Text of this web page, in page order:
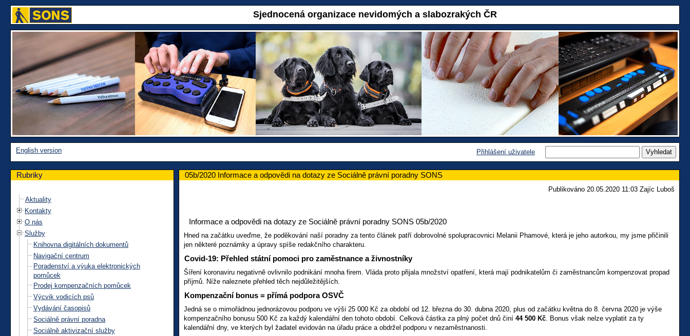
Sjednocená organizace nevidomých a slabozrakých ČR
English version Přihlášení uživatele
Rubriky
Aktuality
Kontakty
O nás
Služby
Knihovna digitálních dokumentů
Navigační centrum
Poradenství a výuka elektronických
pomůcek
Prodej kompenzačních pomůcek
Výcvik vodicích psů
Vydávání časopisů
Sociálně právní poradna
Sociálně aktivizační služby
05b/2020 Informace a odpovědi na dotazy ze Sociálně právní poradny SONS
Publikováno 20.05.2020 11:03 Zajíc Luboš
Informace a odpovědi na dotazy ze Sociálně právní poradny SONS 05b/2020
Hned na začátku uveďme, že poděkování naší poradny za tento článek patří dobrovolné spolupracovnici Melanii Phamové, která je jeho autorkou, my jsme přičinili
jen některé poznámky a úpravy spíše redakčního charakteru.
Covid-19: Přehled státní pomoci pro zaměstnance a živnostníky
Šíření koronaviru negativně ovlivnilo podnikání mnoha firem. Vláda proto přijala množství opatření, která mají podnikatelům či zaměstnancům kompenzovat propad
příjmů. Níže naleznete přehled těch nejdůležitějších.
Kompenzační bonus = přímá podpora OSVČ
Jedná se o mimořádnou jednorázovou podporu ve výši 25 000 Kč za období od 12. března do 30. dubna 2020, plus od začátku května do 8. června 2020 je výše
kompenzačního bonusu 500 Kč za každý kalendářní den tohoto období. Celková částka za plný počet dnů činí 44 500 Kč . Bonus však nelze vyplatit za ty
kalendářní dny, ve kterých byl žadatel evidován na úřadu práce a obdržel podporu v nezaměstnanosti.